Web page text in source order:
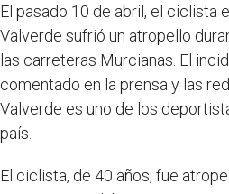
El pasado 10 de abril, el ciclista
Valverde sufrió un atropello
las carreteras Murcianas. El
comentado en la prensa y las
Valverde es uno de los
país.
El ciclista, de 40 años, fue